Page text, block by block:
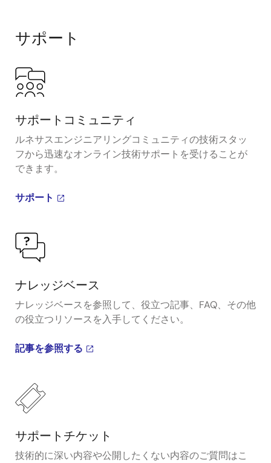
サポート
サポートコミュニティ
ルネサスエンジニアリングコミュニティの技術スタッ
フから迅速なオンライン技術サポートを受けることが
できます。
サポート
ナレッジベース
ナレッジベースを参照して、役立つ記事、FAQ、その他
の役立つリソースを入手してください。
記事を参照する
サポートチケット
技術的に深い内容や公開したくない内容のご質問はこ